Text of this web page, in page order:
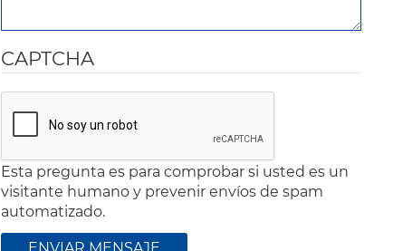
CAPTCHA
Esta pregunta es para comprobar si usted es un
visitante humano y prevenir envíos de spam
automatizado.